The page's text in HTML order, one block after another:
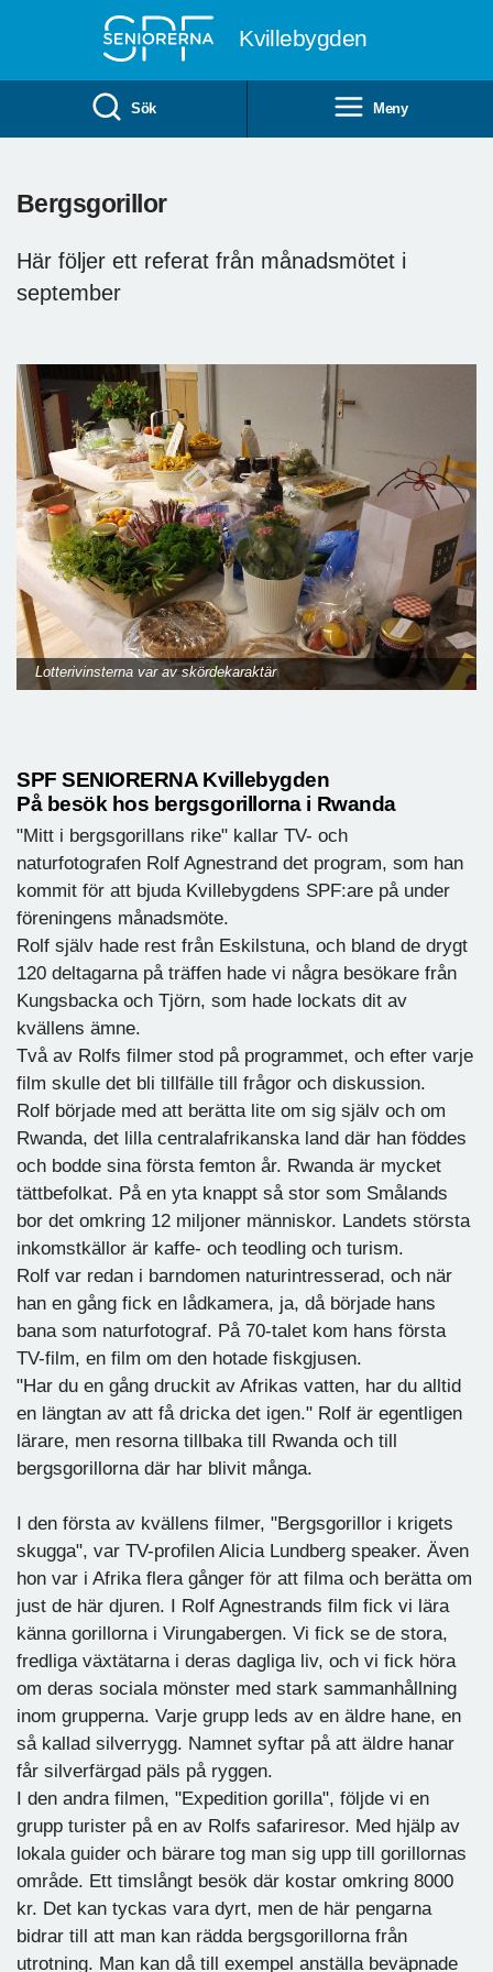
Kvillebygden
Sök Meny
Bergsgorillor
Här följer ett referat från månadsmötet i
september
Lotterivinsterna var av skördekaraktär
SPF SENIORERNA Kvillebygden
På besök hos bergsgorillorna i Rwanda
"Mitt i bergsgorillans rike" kallar TV- och
naturfotografen Rolf Agnestrand det program, som han
kommit för att bjuda Kvillebygdens SPF:are på under
föreningens månadsmöte.
Rolf själv hade rest från Eskilstuna, och bland de drygt
120 deltagarna på träffen hade vi några besökare från
Kungsbacka och Tjörn, som hade lockats dit av
kvällens ämne.
Två av Rolfs filmer stod på programmet, och efter varje
film skulle det bli tillfälle till frågor och diskussion.
Rolf började med att berätta lite om sig själv och om
Rwanda, det lilla centralafrikanska land där han föddes
och bodde sina första femton år. Rwanda är mycket
tättbefolkat. På en yta knappt så stor som Smålands
bor det omkring 12 miljoner människor. Landets största
inkomstkällor är kaffe- och teodling och turism.
Rolf var redan i barndomen naturintresserad, och när
han en gång fick en lådkamera, ja, då började hans
bana som naturfotograf. På 70-talet kom hans första
TV-film, en film om den hotade fiskgjusen.
"Har du en gång druckit av Afrikas vatten, har du alltid
en längtan av att få dricka det igen." Rolf är egentligen
lärare, men resorna tillbaka till Rwanda och till
bergsgorillorna där har blivit många.
I den första av kvällens filmer, "Bergsgorillor i krigets
skugga", var TV-profilen Alicia Lundberg speaker. Även
hon var i Afrika flera gånger för att filma och berätta om
just de här djuren. I Rolf Agnestrands film fick vi lära
känna gorillorna i Virungabergen. Vi fick se de stora,
fredliga växtätarna i deras dagliga liv, och vi fick höra
om deras sociala mönster med stark sammanhållning
inom grupperna. Varje grupp leds av en äldre hane, en
så kallad silverrygg. Namnet syftar på att äldre hanar
får silverfärgad päls på ryggen.
I den andra filmen, "Expedition gorilla", följde vi en
grupp turister på en av Rolfs safariresor. Med hjälp av
lokala guider och bärare tog man sig upp till gorillornas
område. Ett timslångt besök där kostar omkring 8000
kr. Det kan tyckas vara dyrt, men de här pengarna
bidrar till att man kan rädda bergsgorillorna från
utrotning. Man kan då till exempel anställa beväpnade